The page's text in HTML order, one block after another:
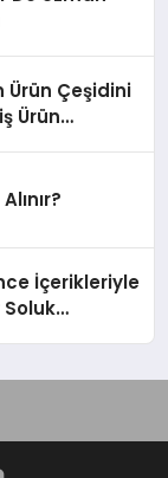
Ürün Çeşidini
Ürün
İçerikleriyle